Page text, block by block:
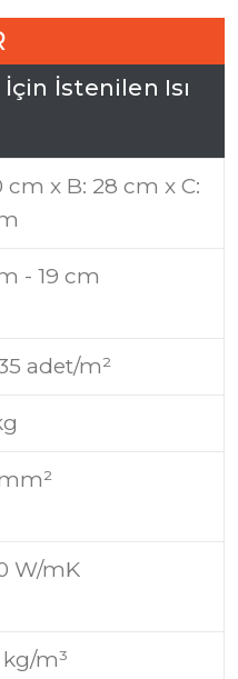
İçin İstenilen Isı
cm x B: 28 cm x C:
- 19 cm
adet/m²
W/mK
m³